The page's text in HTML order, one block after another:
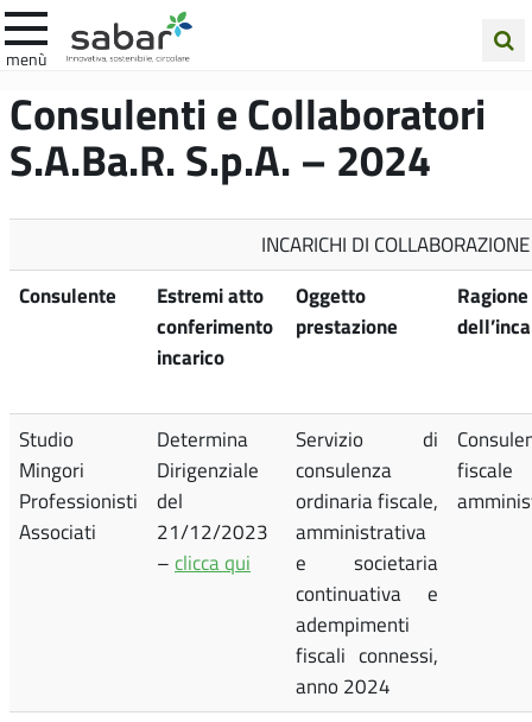
menù
nel
sito
Consulenti e Collaboratori
S.A.Ba.R. S.p.A. – 2024
INCARICHI DI
Consulente
Estremi atto
conferimento
incarico
Oggetto
prestazione
Ragione
Studio
Mingori
Professionisti
Associati
Determina
Dirigenziale
del
21/12/2023
– clicca qui
Servizio di
consulenza
ordinaria fiscale,
amministrativa
e societaria
continuativa e
adempimenti
fiscali connessi,
anno 2024